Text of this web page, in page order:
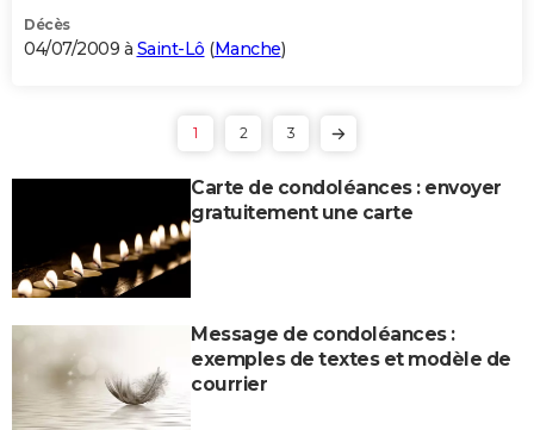
Décès
04/07/2009 à Saint-Lô (Manche)
1 2 3
Carte de condoléances : envoyer
gratuitement une carte
Message de condoléances :
exemples de textes et modèle de
courrier